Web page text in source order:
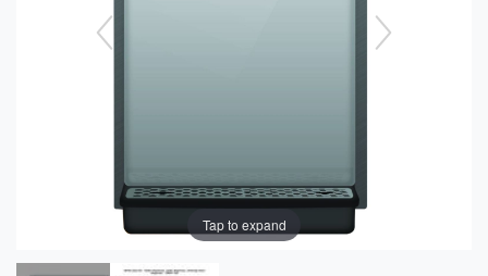
Tap to expand